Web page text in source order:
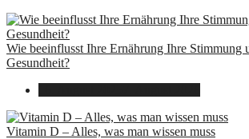
Wie beeinflusst Ihre Ernährung Ihre Stimmung
Gesundheit?
Vitamin D – Alles, was man wissen muss